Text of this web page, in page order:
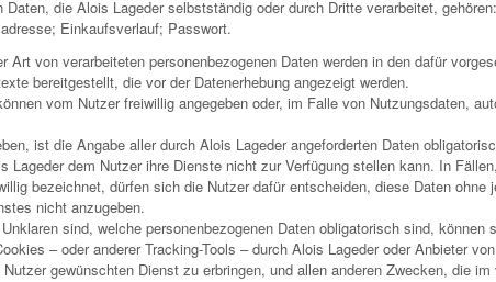
Daten, die Alois Lageder selbstständig oder durch Dritte verarbeitet,
Einkaufsverlauf; Passwort.
Art von verarbeiteten personenbezogenen Daten werden in den dafür
bereitgestellt, die vor der Datenerhebung angezeigt werden.
vom Nutzer freiwillig angegeben oder, im Falle von Nutzungsdaten,
ist die Angabe aller durch Alois Lageder angeforderten Daten
Lageder dem Nutzer ihre Dienste nicht zur Verfügung stellen kann. In
bezeichnet, dürfen sich die Nutzer dafür entscheiden, diese Daten ohne
nicht anzugeben.
sind, welche personenbezogenen Daten obligatorisch sind, können
– oder anderer Tracking-Tools – durch Alois Lageder oder Anbieter
gewünschten Dienst zu erbringen, und allen anderen Zwecken, die